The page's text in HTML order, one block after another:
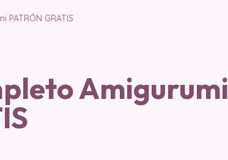
GRATIS
Amigurumi